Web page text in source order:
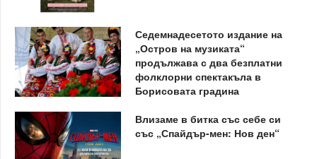
Седемнадесетото издание на
„Остров на музиката“
продължава с два безплатни
фолклорни спектакъла в
Борисовата градина
Влизаме в битка със себе си
със „Спайдър-мен: Нов ден“